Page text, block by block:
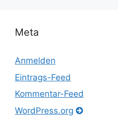
Meta
Anmelden
Eintrags-Feed
Kommentar-Feed
WordPress.org